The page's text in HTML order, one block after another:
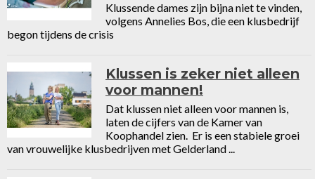
Klussende dames zijn bijna niet te vinden,
volgens Annelies Bos, die een klusbedrijf
begon tijdens de crisis
Klussen is zeker niet alleen
voor mannen!
Dat klussen niet alleen voor mannen is,
laten de cijfers van de Kamer van
Koophandel zien. Er is een stabiele groei
van vrouwelijke klusbedrijven met Gelderland ...